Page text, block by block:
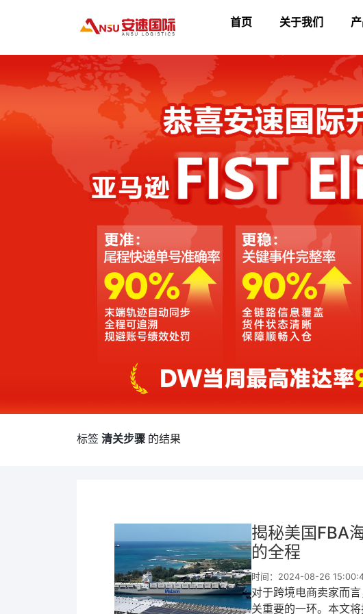
首页 关于我们
标签 清关步骤 的结果
揭秘美国FBA
的全程
时间：2024-08-26
对于跨境电商卖家而
关重要的一环。本文